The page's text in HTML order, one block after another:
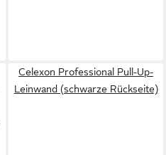
Celexon Professional Pull-Up-
Leinwand (schwarze Rückseite)